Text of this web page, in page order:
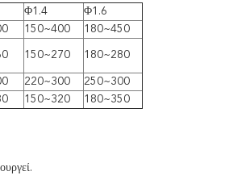
Φ1.4 Φ1.6
150~400
180~450
150~270 180~280
220~300
250~300
150~320 180~350